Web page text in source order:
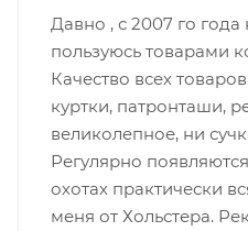
Давно , с 2007 го года
пользуюсь товарами
Качество всех
куртки, патронташи,
великолепное, ни
Регулярно
охотах практически
меня от Хольстера.